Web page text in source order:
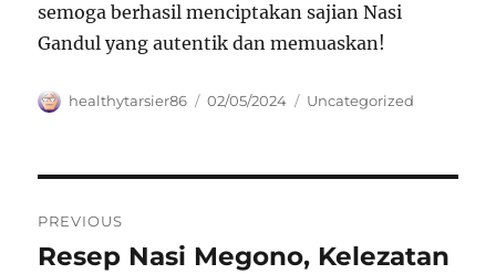
semoga berhasil menciptakan sajian Nasi
Gandul yang autentik dan memuaskan!
Author
healthytarsier86
Posted
02/05/2024 Categories
Uncategorized
pos
PREVIOUS
Previous
Resep Nasi Megono, Kelezatan